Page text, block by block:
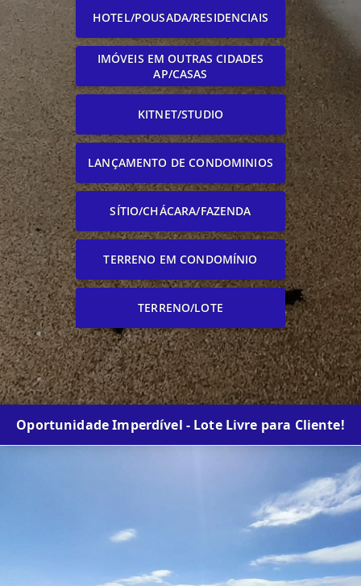
HOTEL/POUSADA/RESIDENCIAIS
IMÓVEIS EM OUTRAS CIDADES
AP/CASAS
KITNET/STUDIO
LANÇAMENTO DE CONDOMINIOS
SÍTIO/CHÁCARA/FAZENDA
TERRENO EM CONDOMÍNIO
TERRENO/LOTE
Oportunidade Imperdível - Lote Livre para Cliente!